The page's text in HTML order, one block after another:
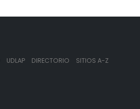
UDLAP DIRECTORIO SITIOS A-Z